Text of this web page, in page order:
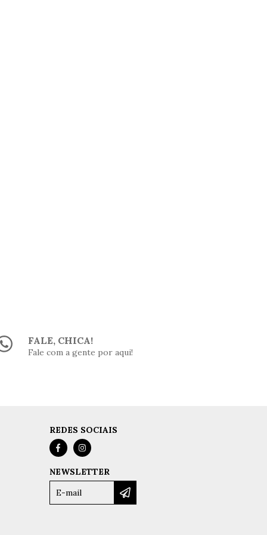
FALE, CHICA!
Fale com a gente por aqui!
REDES SOCIAIS
NEWSLETTER